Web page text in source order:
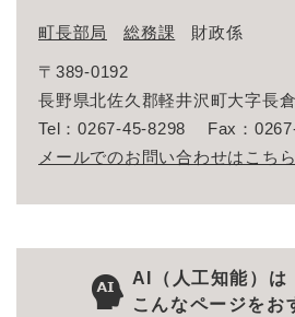
町長部局 総務課 財政係
〒389-0192
長野県北佐久郡軽井沢町大字長
Tel：0267-45-8298
Fax：
メールでのお問い合わせはこちら
AI（人工知能）は
こんなページをお